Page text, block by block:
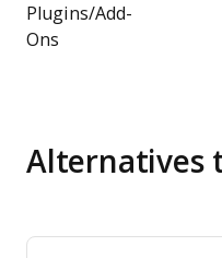
Plugins/Add-
Ons
Alternatives